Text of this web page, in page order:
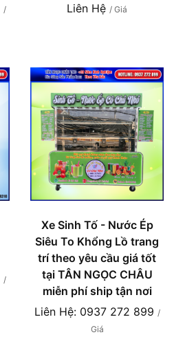
/
Liên Hệ / Giá
/
Xe Sinh Tố - Nước Ép
Siêu To Khổng Lồ trang
trí theo yêu cầu giá tốt
tại TÂN NGỌC CHÂU
miễn phí ship tận nơi
Liên Hệ: 0937 272 899 /
Giá